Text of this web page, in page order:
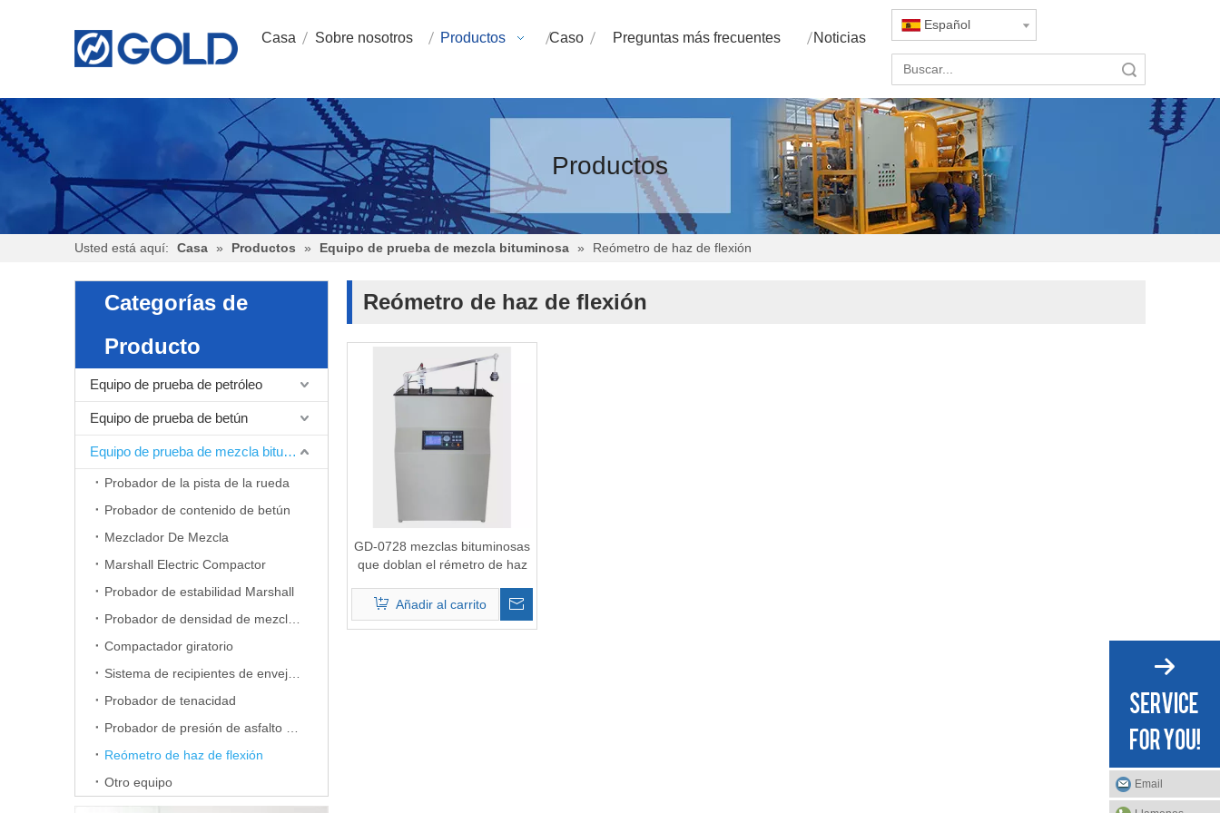
Casa Sobre nosotros Productos Caso Preguntas más frecuentes Noticias
Español
Productos
Usted está aquí: Casa » Productos » Equipo de prueba de mezcla bituminosa » Reómetro de haz de flexión
Categorías de
Producto
Equipo de prueba de petróleo
Equipo de prueba de betún
Equipo de prueba de mezcla bituminosa
Probador de la pista de la rueda
Probador de contenido de betún
Mezclador De Mezcla
Marshall Electric Compactor
Probador de estabilidad Marshall
Compactador giratorio
Probador de tenacidad
Reómetro de haz de flexión
Otro equipo
Reómetro de haz de flexión
GD-0728 mezclas bituminosas
que doblan el rémetro de haz
Añadir al carrito
Email